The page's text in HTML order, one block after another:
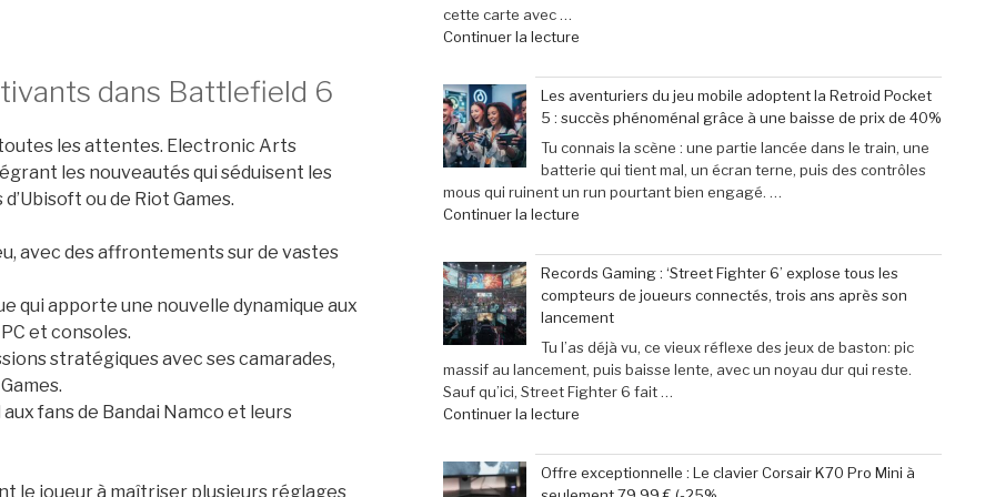
dans Battlefield 6
les attentes. Electronic Arts
les nouveautés qui séduisent les
ou de Riot Games.
avec des affrontements sur de vastes
qui apporte une nouvelle dynamique aux
et consoles.
stratégiques avec ses camarades,
aux fans de Bandai Namco et leurs
le joueur à maîtriser plusieurs réglages
cette carte avec …
Continuer la lecturede
Movie
:
Sinners
dévoile
toutes
ses
cibles
Retour
sur
les
films
parodiés
de
Get
Out
Michael
Myers »
Les aventuriers du jeu mobile adoptent la Retroid Pocket
5 : succès phénoménal grâce à une baisse de prix de 40%
Tu connais la scène : une partie lancée dans le train, une
batterie qui tient mal, un écran terne, puis des contrôles
mous qui ruinent un run pourtant bien engagé. …
Continuer la lecturede
aventuriers
du
jeu
mobile
adoptent
la
Retroid
Pocket
:
succès
Records Gaming : ‘Street Fighter 6’ explose tous les
compteurs de joueurs connectés, trois ans après son
lancement
Tu l’as déjà vu, ce vieux réflexe des jeux de baston: pic
massif au lancement, puis baisse lente, avec un noyau dur qui reste.
Sauf qu’ici, Street Fighter 6 fait …
Continuer la lecturede
Gaming
:
Offre exceptionnelle : Le clavier Corsair K70 Pro Mini à